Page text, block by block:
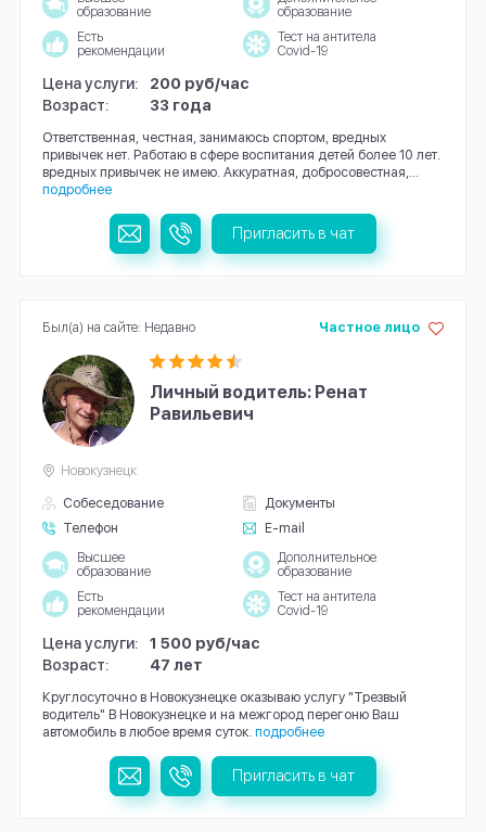
образование
образование
Есть
рекомендации
Тест на антитела
Covid-19
Цена услуги:
200 руб/час
Возраст:
33 года
Ответственная, честная, занимаюсь спортом, вредных
привычек нет. Работаю в сфере воспитания детей более 10 лет.
вредных привычек не имею. Аккуратная, добросовестная,...
подробнее
Пригласить в чат
Личный водитель: Ренат
Равильевич
Собеседование
Документы
Телефон
E-mail
Частное лицо
Новокузнецк
Высшее
образование
Дополнительное
образование
Есть
рекомендации
Тест на антитела
Covid-19
Цена услуги:
1 500 руб/час
Возраст:
47 лет
Круглосуточно в Новокузнецке оказываю услугу "Трезвый
водитель" В Новокузнецке и на межгород перегоню Ваш
автомобиль в любое время суток. подробнее
Был(а) на сайте: Недавно
Пригласить в чат